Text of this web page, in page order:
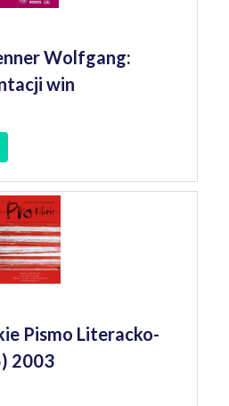
Wolfgang:
win
Pismo Literacko-
2003